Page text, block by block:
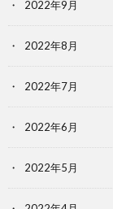
2022年9月
2022年8月
2022年7月
2022年6月
2022年5月